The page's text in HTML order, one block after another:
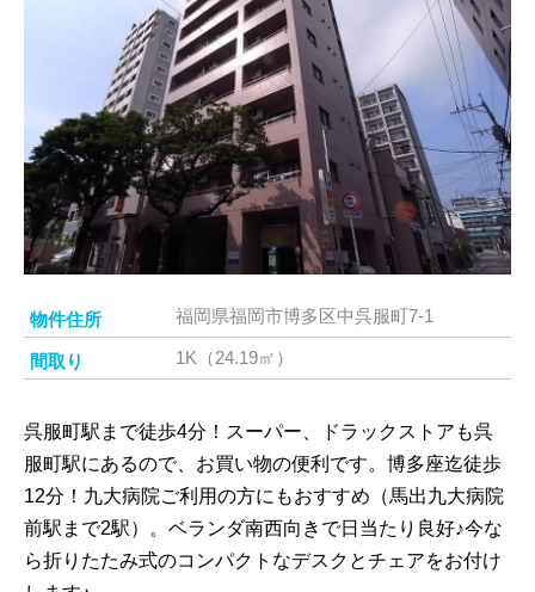
物件住所 福岡県福岡市博多区中呉服町7-1
間取り 1K（24.19㎡）
呉服町駅まで徒歩4分！スーパー、ドラックストアも呉
服町駅にあるので、お買い物の便利です。博多座迄徒歩
12分！九大病院ご利用の方にもおすすめ（馬出九大病院
前駅まで2駅）。ベランダ南西向きで日当たり良好♪今な
ら折りたたみ式のコンパクトなデスクとチェアをお付け